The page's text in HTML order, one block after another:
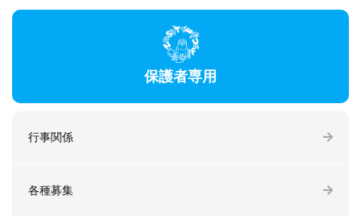
保護者専用
行事関係
各種募集